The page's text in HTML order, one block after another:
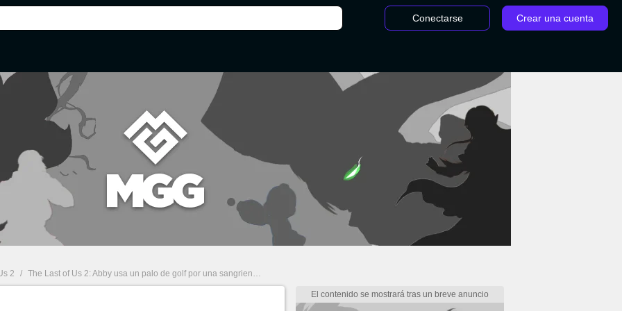
Conectarse Crear una cuenta
2 / The Last of Us 2: Abby usa un palo de golf por una sangrienta anécdota de Druckmann